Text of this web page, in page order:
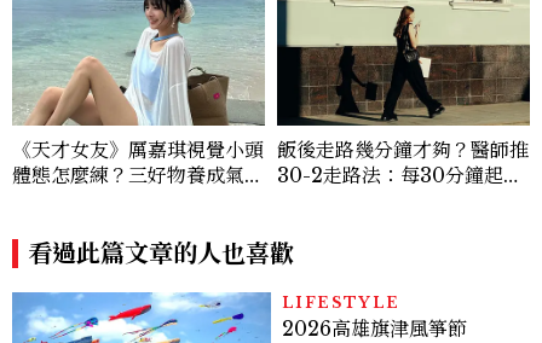
《天才女友》厲嘉琪視覺小頭
體態怎麼練？三好物養成氣血
飯後走路幾分鐘才夠？醫師推
30-2走路法：每30分鐘起身
看過此篇文章的人也喜歡
LIFESTYLE
2026高雄旗津風箏節